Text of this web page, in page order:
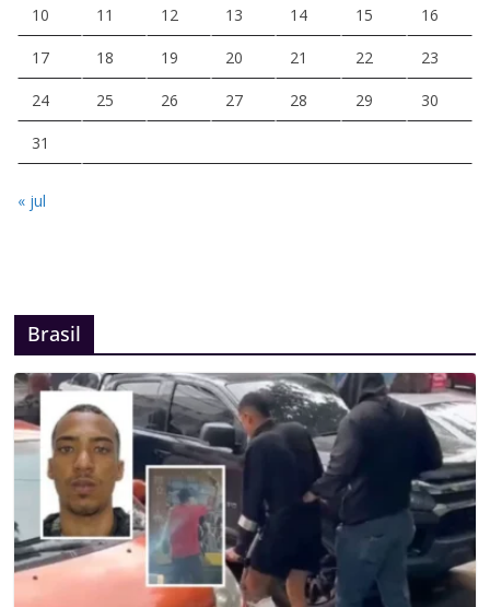
10 11 12 13 14 15 16
17 18 19 20 21 22 23
24 25 26 27 28 29 30
31
« jul
Brasil